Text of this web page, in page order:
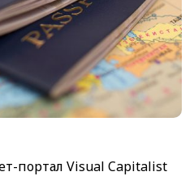
портал Visual Capitalist